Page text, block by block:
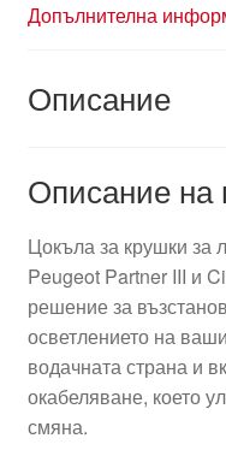
Допълнителна
Описание
Описание на
Цокъла за крушки за
Peugeot Partner III и
решение за
осветлението на
водачната страна и
окабеляване, което
смяна.